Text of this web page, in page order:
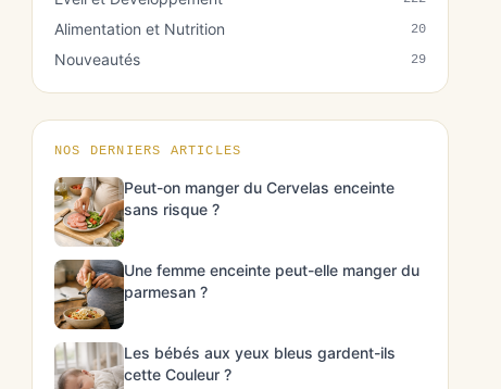
Alimentation et Nutrition 20
Nouveautés 29
NOS DERNIERS ARTICLES
Peut-on manger du Cervelas enceinte
sans risque ?
Une femme enceinte peut-elle manger du
parmesan ?
Les bébés aux yeux bleus gardent-ils
cette Couleur ?